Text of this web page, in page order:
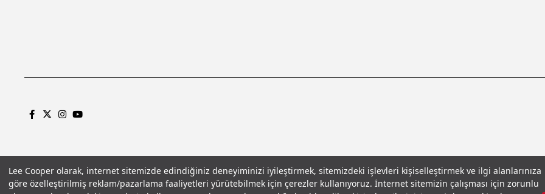
Lee Cooper olarak, internet sitemizde edindiğiniz deneyiminizi iyileştirmek, sitemizdeki işlevleri kişiselleştirmek ve ilgi alanlarınıza
göre özelleştirilmiş reklam/pazarlama faaliyetleri yürütebilmek için çerezler kullanıyoruz. İnternet sitemizin çalışması için zorunlu
Gizlilik PolitikasıÇerez PolitikasıKVKK Aydınlatma MetniŞartlar ve Koşullar© 2026 Leecooper - Tüm Hakları Saklıdır.